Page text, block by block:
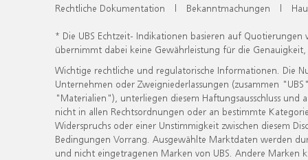
Rechtliche Dokumentation | Bekanntmachungen |
* Die UBS Echtzeit- Indikationen basieren auf
übernimmt dabei keine Gewährleistung für die
Wichtige rechtliche und regulatorische Informationen. Die
Unternehmen oder Zweigniederlassungen (zusammen
"Materialien"), unterliegen diesem Haftungsausschluss
nicht in allen Rechtsordnungen oder an bestimmte
Widerspruchs oder einer Unstimmigkeit zwischen diesem
Bedingungen Vorrang. Ausgewählte Marktdaten werden
und nicht eingetragenen Marken von UBS. Andere Marken